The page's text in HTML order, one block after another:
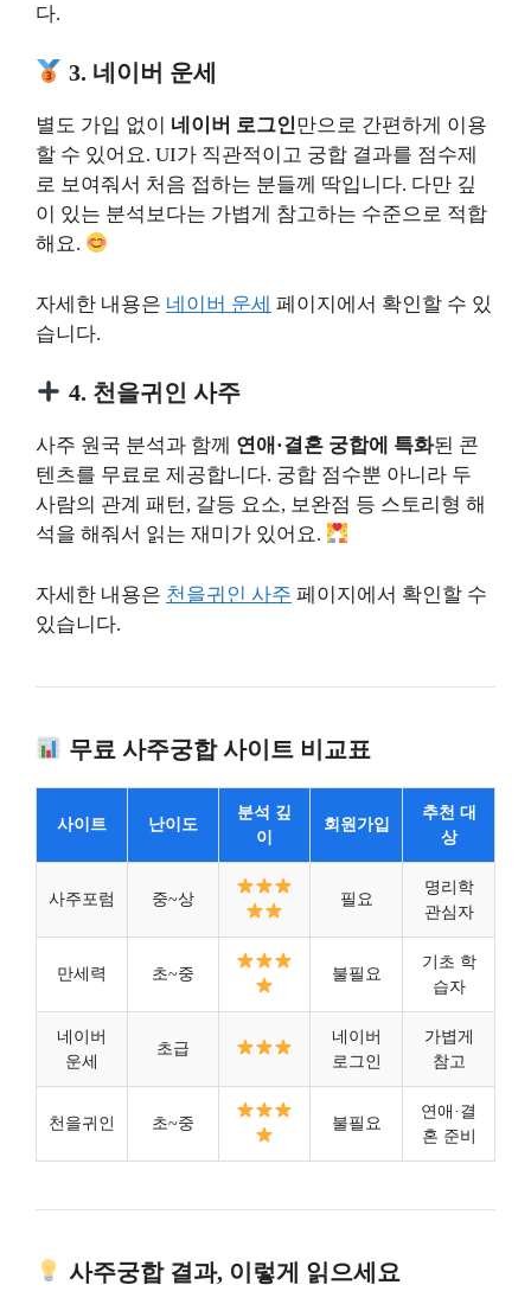
다.
3. 네이버 운세
별도 가입 없이 네이버 로그인만으로 간편하게 이용
할 수 있어요. UI가 직관적이고 궁합 결과를 점수제
로 보여줘서 처음 접하는 분들께 딱입니다. 다만 깊
이 있는 분석보다는 가볍게 참고하는 수준으로 적합
해요.
자세한 내용은 네이버 운세 페이지에서 확인할 수 있
습니다.
4. 천을귀인 사주
사주 원국 분석과 함께 연애·결혼 궁합에 특화된 콘
텐츠를 무료로 제공합니다. 궁합 점수뿐 아니라 두
사람의 관계 패턴, 갈등 요소, 보완점 등 스토리형 해
석을 해줘서 읽는 재미가 있어요.
자세한 내용은 천을귀인 사주 페이지에서 확인할 수
있습니다.
무료 사주궁합 사이트 비교표
사이트 난이도
분석 깊
이
회원가입
추천 대
상
사주포럼 중~상 필요
명리학
관심자
만세력 초~중 불필요
기초 학
습자
네이버
운세
초급
네이버
로그인
가볍게
참고
천을귀인 초~중 불필요
연애·결
혼 준비
사주궁합 결과, 이렇게 읽으세요